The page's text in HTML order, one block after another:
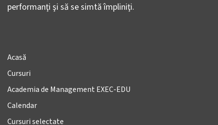
performanţi şi să se simtă împliniţi.
Acasă
Cursuri
Academia de Management EXEC-EDU
Calendar
Cursuri selectate